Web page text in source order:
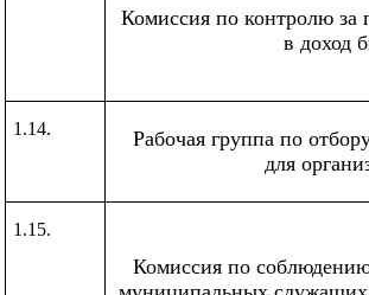
Комиссия по контролю за
в доход
1.14.
Рабочая группа по
для
1.15.
Комиссия по